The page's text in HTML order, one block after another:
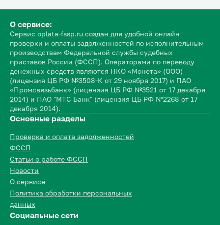
О сервисе:
Сервис oplata-fssp.ru создан для удобной онлайн
проверки и оплаты задолженностей по исполнительным
производствам Федеральной службы судебных
приставов России (ФССП). Операторами по переводу
денежных средств являются НКО «Монета» (ООО)
(лицензия ЦБ РФ №3508-К от 29 ноября 2017) и ПАО
«Промсвязьбанк» (лицензия ЦБ РФ №3521 от 17 декабря
2014) и ПАО "МТС Банк" (лицензия ЦБ РФ №2268 от 17
декабря 2014).
Основные разделы
Проверка и оплата задолженностей
ФССП
Статьи о работе ФССП
Новости
О сервисе
Политика обработки персональных
данных
Социальные сети